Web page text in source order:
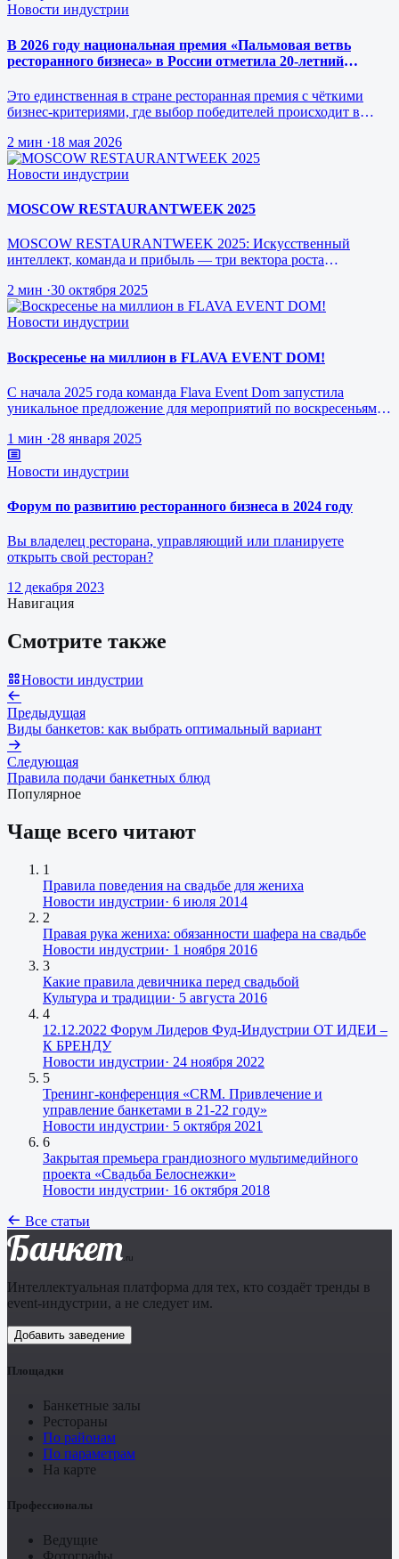
Новости индустрии
В 2026 году национальная премия «Пальмовая ветвь
ресторанного бизнеса» в России отметила 20-летний
Это единственная в стране ресторанная премия с чёткими
бизнес-критериями, где выбор победителей происходит в
2 мин ·18 мая 2026
Новости индустрии
MOSCOW RESTAURANTWEEK 2025
MOSCOW RESTAURANTWEEK 2025: Искусственный
интеллект, команда и прибыль — три вектора роста
2 мин ·30 октября 2025
Новости индустрии
Воскресенье на миллион в FLAVA EVENT DOM!
С начала 2025 года команда Flava Event Dom запустила
уникальное предложение для мероприятий по воскресеньям за
1 мин ·28 января 2025
Новости индустрии
Форум по развитию ресторанного бизнеса в 2024 году
Вы владелец ресторана, управляющий или планируете
открыть свой ресторан?
12 декабря 2023
Навигация
Смотрите также
Новости индустрии
Предыдущая
Виды банкетов: как выбрать оптимальный вариант
Следующая
Правила подачи банкетных блюд
Популярное
Чаще всего читают
1
Правила поведения на свадьбе для жениха
Новости индустрии· 6 июля 2014
2
Правая рука жениха: обязанности шафера на свадьбе
Новости индустрии· 1 ноября 2016
3
Какие правила девичника перед свадьбой
Культура и традиции· 5 августа 2016
4
12.12.2022 Форум Лидеров Фуд-Индустрии ОТ ИДЕИ –
К БРЕНДУ
Новости индустрии· 24 ноября 2022
5
Тренинг-конференция «CRM. Привлечение и
управление банкетами в 21-22 году»
Новости индустрии· 5 октября 2021
6
Закрытая премьера грандиозного мультимедийного
проекта «Свадьба Белоснежки»
Новости индустрии· 16 октября 2018
Все статьи
Банкет .ru
Интеллектуальная платформа для тех, кто создаёт тренды в
event-индустрии, а не следует им.
Добавить заведение
Площадки
Банкетные залы
Рестораны
По районам
По параметрам
На карте
Профессионалы
Ведущие
Фотографы